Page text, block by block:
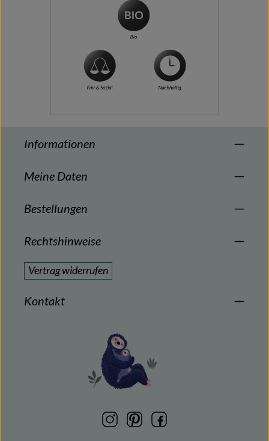
Informationen
Meine Daten
Bestellungen
Rechtshinweise
Vertrag widerrufen
Kontakt